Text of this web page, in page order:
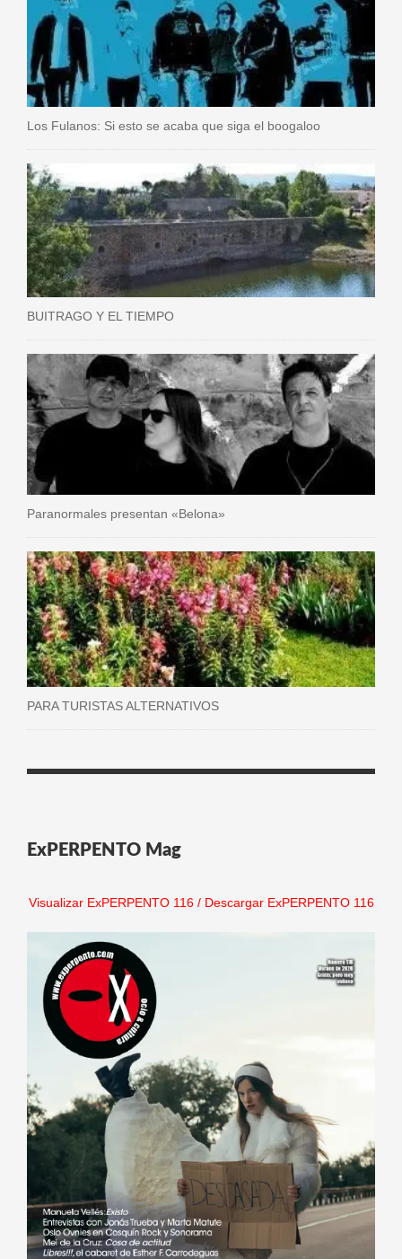
Los Fulanos: Si esto se acaba que siga el boogaloo
BUITRAGO Y EL TIEMPO
Paranormales presentan «Belona»
PARA TURISTAS ALTERNATIVOS
ExPERPENTO Mag
Visualizar ExPERPENTO 116/ Descargar ExPERPENTO 116